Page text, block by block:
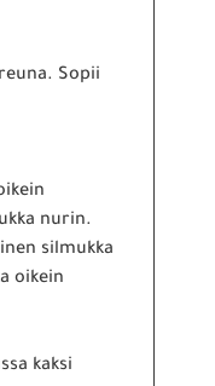
Sopii
nurin.
silmukka
oikein
kaksi